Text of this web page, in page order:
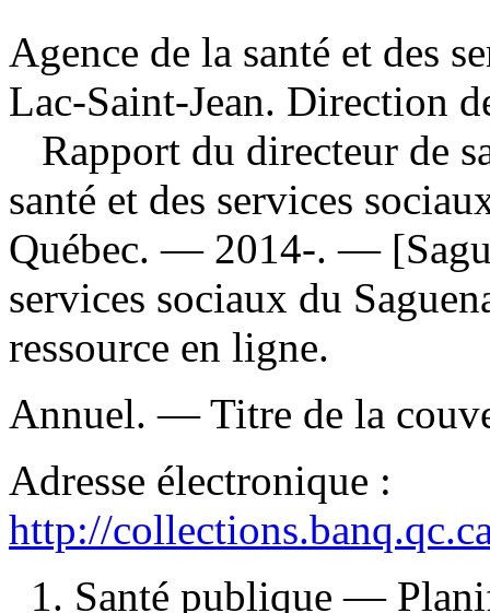
Agence de la santé et des
Lac-Saint-Jean. Direction
Rapport du directeur de
santé et des services
Québec. — 2014-. —
services sociaux du
ressource en ligne.
Annuel. — Titre de la
Adresse électronique :
http://
1. Santé publique —